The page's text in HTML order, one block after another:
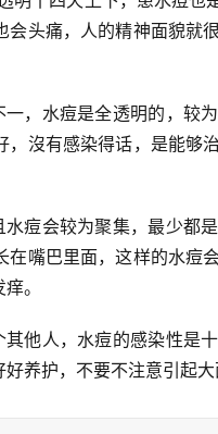
头痛，人的精神面貌就
，水痘是全透明的，较
沒有感染得话，是能够
痘会较为聚集，最少都
嘴巴里面，这样的水痘
。
他人，水痘的感染性是
养护，不要不注意引起大